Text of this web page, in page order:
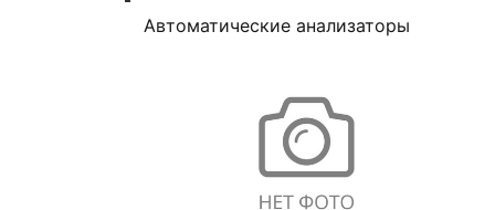
Автоматические анализаторы